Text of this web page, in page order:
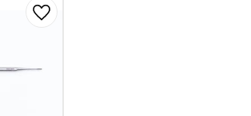
Lägg till i favoriter